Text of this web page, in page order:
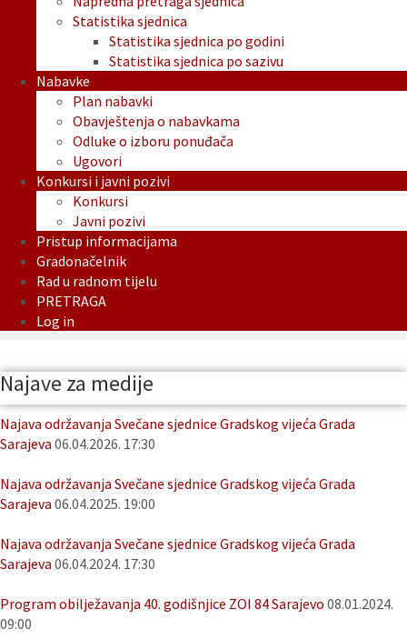
Statistika sjednica
Statistika sjednica po godini
Statistika sjednica po sazivu
Nabavke
Plan nabavki
Obavještenja o nabavkama
Odluke o izboru ponuđača
Ugovori
Konkursi i javni pozivi
Konkursi
Javni pozivi
Pristup informacijama
Gradonačelnik
Rad u radnom tijelu
PRETRAGA
Log in
Najave za medije
Najava održavanja Svečane sjednice Gradskog vijeća Grada
Sarajeva 06.04.2026. 17:30
Najava održavanja Svečane sjednice Gradskog vijeća Grada
Sarajeva 06.04.2025. 19:00
Najava održavanja Svečane sjednice Gradskog vijeća Grada
Sarajeva 06.04.2024. 17:30
Program obilježavanja 40. godišnjice ZOI 84 Sarajevo 08.01.2024.
09:00